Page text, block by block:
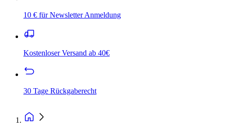
10 € für Newsletter Anmeldung
Kostenloser Versand ab 40€
30 Tage Rückgaberecht